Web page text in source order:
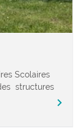
Scolaires
structures
chevron_right